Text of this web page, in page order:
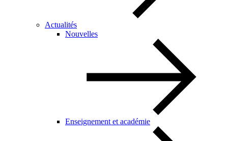
Actualités
Nouvelles
Enseignement et académie